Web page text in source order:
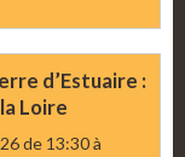
d’Estuaire :
Loire
de 13:30à